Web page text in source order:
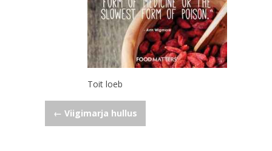
Toit loeb
Navigeerimine
← Viigimarja hullus